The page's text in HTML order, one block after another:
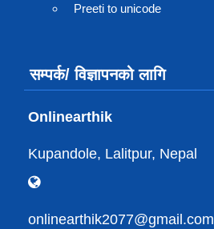
Preeti to unicode
सम्पर्क/ विज्ञापनको लागि
Onlinearthik
Kupandole, Lalitpur, Nepal
onlinearthik2077@gmail.com